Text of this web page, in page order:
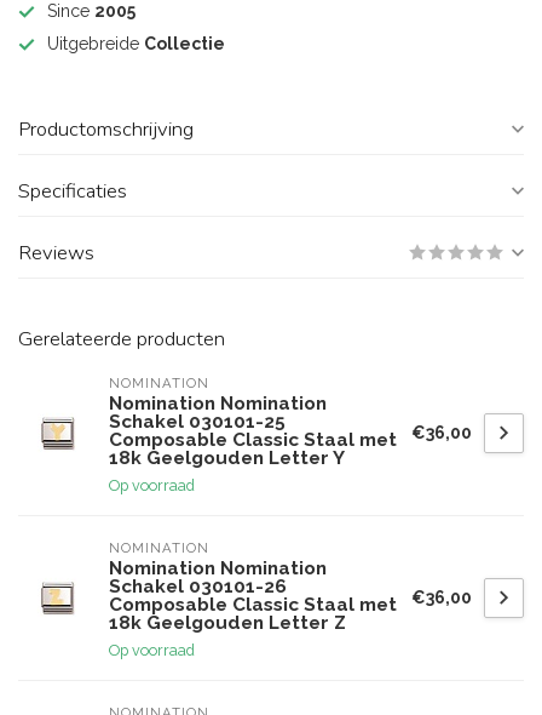
Since 2005
Uitgebreide Collectie
Productomschrijving
Specificaties
Reviews
Gerelateerde producten
NOMINATION
Nomination Nomination
Schakel 030101-25
Composable Classic Staal met
18k Geelgouden Letter Y
Op voorraad
€36,00
NOMINATION
Nomination Nomination
Schakel 030101-26
Composable Classic Staal met
18k Geelgouden Letter Z
Op voorraad
€36,00